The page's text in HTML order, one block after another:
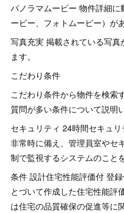
パノラマムービー 物件詳細
ービー、フォトムービー）が
写真充実 掲載されている写
ます。
こだわり条件
こだわり条件から物件を検索
質問が多い条件について説明
セキュリティ 24時間セキュ
非常時に備え、管理員室やセ
制で監視するシステムのこと
条件 設計住宅性能評価付 登
とづいて作成した住宅性能評
は住宅の品質確保の促進等に